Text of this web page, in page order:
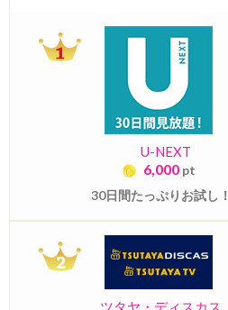
U-NEXT
6,000 pt
30日間たっぷりお試し！
ツタヤ・ディスカス